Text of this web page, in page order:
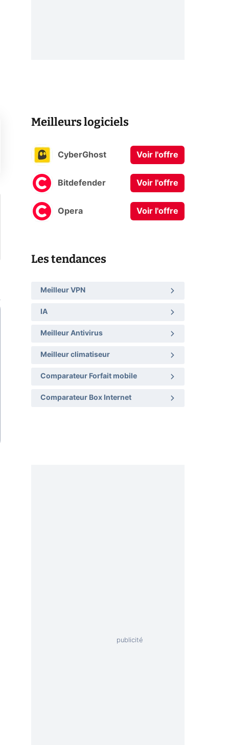
Meilleurs logiciels
CyberGhost Voir l'offre
Bitdefender Voir l'offre
Opera Voir l'offre
Les tendances
Meilleur VPN
IA
Meilleur Antivirus
Meilleur climatiseur
Comparateur Forfait mobile
Comparateur Box Internet